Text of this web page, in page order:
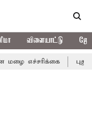
விளையாட்டு
எச்சரிக்கை